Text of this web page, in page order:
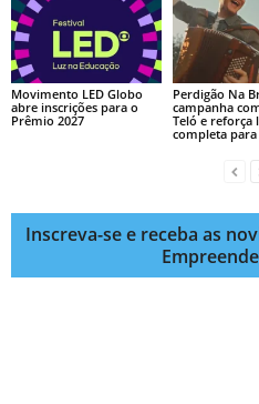
Movimento LED Globo
abre inscrições para o
Prêmio 2027
Perdigão Na
campanha
Teló e reforça
completa
Inscreva-se e receba as